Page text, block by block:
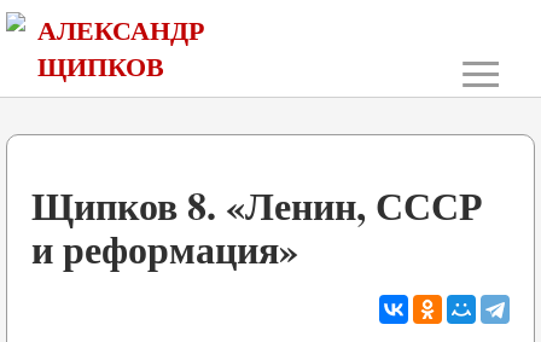
АЛЕКСАНДР
ЩИПКОВ
≡
Щипков 8. «Ленин, СССР
и реформация»